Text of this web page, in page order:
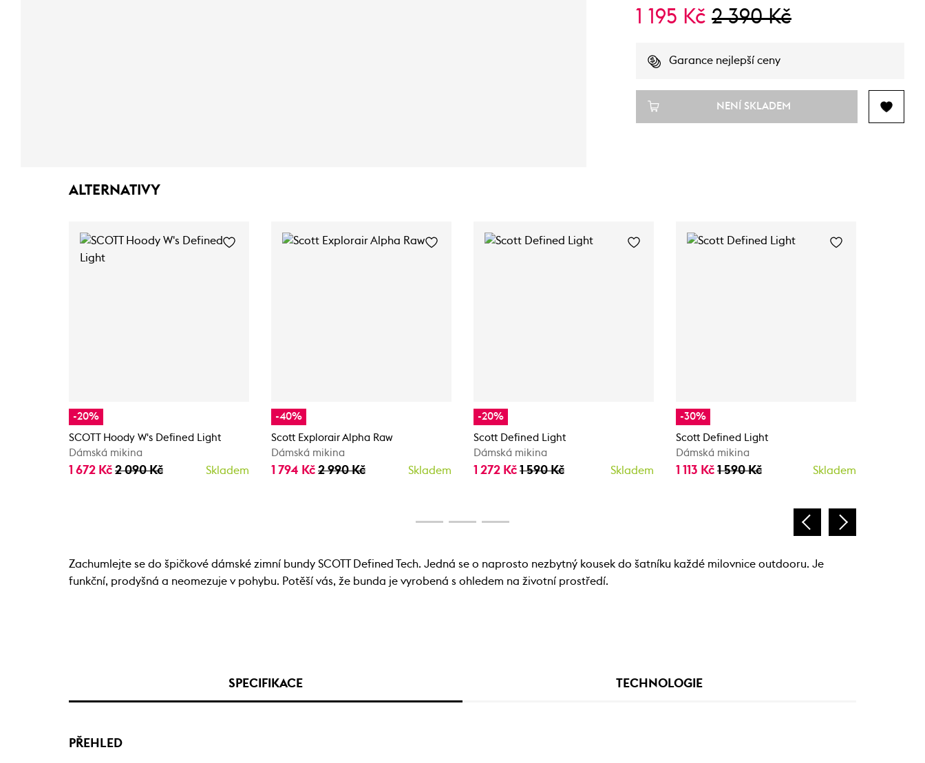
1 195 Kč 2 390 Kč
Garance nejlepší ceny
NENÍ SKLADEM
ALTERNATIVY
-20%
SCOTT Hoody W's Defined Light
Dámská mikina
1 672 Kč 2 090 Kč Skladem
-40%
Scott Explorair Alpha Raw
Dámská mikina
1 794 Kč 2 990 Kč Skladem
-20%
Scott Defined Light
Dámská mikina
1 272 Kč 1 590 Kč Skladem
-30%
Scott Defined Light
Dámská mikina
1 113 Kč 1 590 Kč Skladem
Zachumlejte se do špičkové dámské zimní bundy SCOTT Defined Tech. Jedná se o naprosto nezbytný kousek do šatníku každé milovnice outdooru. Je
funkční, prodyšná a neomezuje v pohybu. Potěší vás, že bunda je vyrobená s ohledem na životní prostředí.
SPECIFIKACE TECHNOLOGIE
PŘEHLED